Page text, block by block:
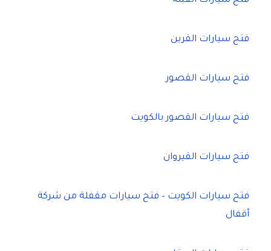
فتح سيارات القرين
فتح سيارات القصور
فتح سيارات القصور بالكويت
فتح سيارات القيروان
فتح سيارات الكويت – فتح سيارات مقفلة من شركة
أقفال